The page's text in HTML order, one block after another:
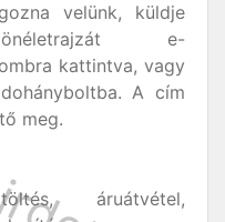
velünk, küldje
e-
kattintva, vagy
A cím
meg.
áruátvétel,